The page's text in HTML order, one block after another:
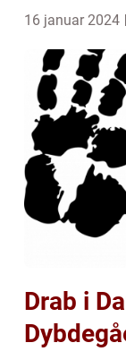
16 januar 2024
Drab i